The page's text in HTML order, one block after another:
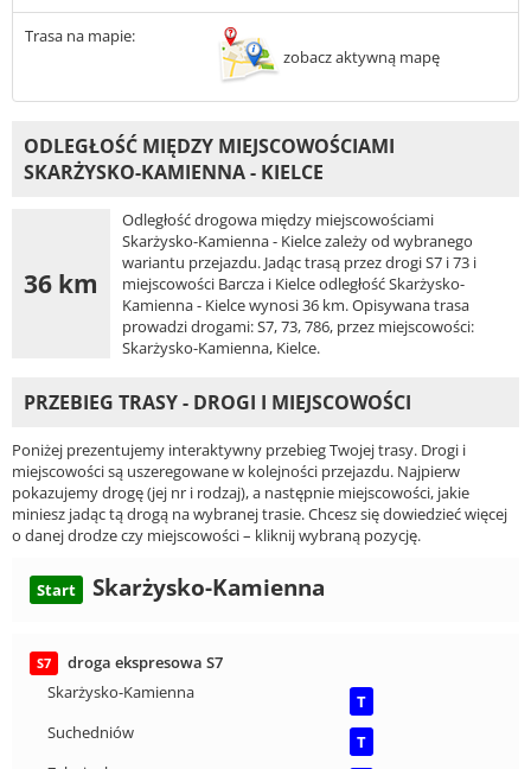
Trasa na mapie:
zobacz aktywną mapę
ODLEGŁOŚĆ MIĘDZY MIEJSCOWOŚCIAMI
SKARŻYSKO-KAMIENNA - KIELCE
36 km
Odległość drogowa między miejscowościami
Skarżysko-Kamienna - Kielce zależy od wybranego
wariantu przejazdu. Jadąc trasą przez drogi S7 i 73 i
miejscowości Barcza i Kielce odległość Skarżysko-
Kamienna - Kielce wynosi 36 km. Opisywana trasa
prowadzi drogami: S7, 73, 786, przez miejscowości:
Skarżysko-Kamienna, Kielce.
PRZEBIEG TRASY - DROGI I MIEJSCOWOŚCI
Poniżej prezentujemy interaktywny przebieg Twojej trasy. Drogi i
miejscowości są uszeregowane w kolejności przejazdu. Najpierw
pokazujemy drogę (jej nr i rodzaj), a następnie miejscowości, jakie
miniesz jadąc tą drogą na wybranej trasie. Chcesz się dowiedzieć więcej
o danej drodze czy miejscowości – kliknij wybraną pozycję.
Start Skarżysko-Kamienna
S7
droga ekspresowa S7
Skarżysko-Kamienna
T
Suchedniów
T